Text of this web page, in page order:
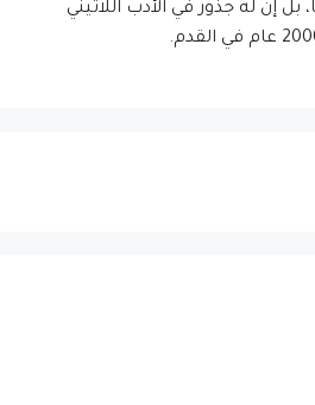
إن له جذور في الأدب اللاتيني